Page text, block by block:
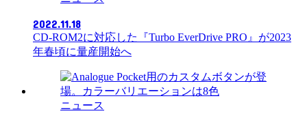
2022.11.18
CD-ROM2に対応した『Turbo EverDrive PRO』が2023
年春頃に量産開始へ
ニュース